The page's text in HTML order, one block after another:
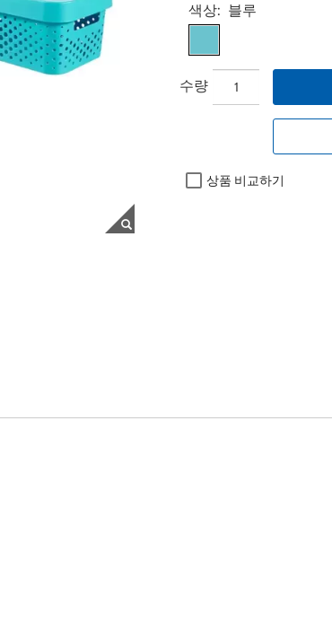
Select product
색상: 블루
수량
상품 비교하기